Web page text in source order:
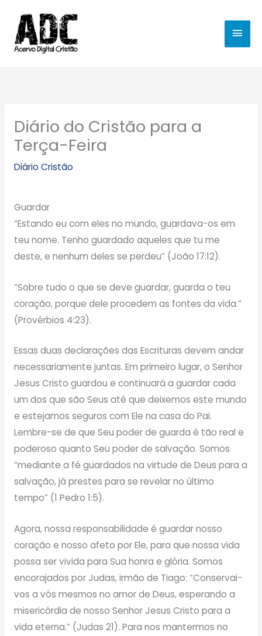
para
conteúdo
Diário do Cristão para a
Terça-Feira
Diário Cristão
Guardar
“Estando eu com eles no mundo, guardava-os em
teu nome. Tenho guardado aqueles que tu me
deste, e nenhum deles se perdeu” (João 17:12).
“Sobre tudo o que se deve guardar, guarda o teu
coração, porque dele procedem as fontes da vida.”
(Provérbios 4:23).
Essas duas declarações das Escrituras devem andar
necessariamente juntas. Em primeiro lugar, o Senhor
Jesus Cristo guardou e continuará a guardar cada
um dos que são Seus até que deixemos este mundo
e estejamos seguros com Ele na casa do Pai.
Lembre-se de que Seu poder de guarda é tão real e
poderoso quanto Seu poder de salvação. Somos
“mediante a fé guardados na virtude de Deus para a
salvação, já prestes para se revelar no último
tempo” (1 Pedro 1:5).
Agora, nossa responsabilidade é guardar nosso
coração e nosso afeto por Ele, para que nossa vida
possa ser vivida para Sua honra e glória. Somos
encorajados por Judas, irmão de Tiago: “Conservai-
vos a vós mesmos no amor de Deus, esperando a
misericórdia de nosso Senhor Jesus Cristo para a
vida eterna.” (Judas 21). Para nos mantermos no